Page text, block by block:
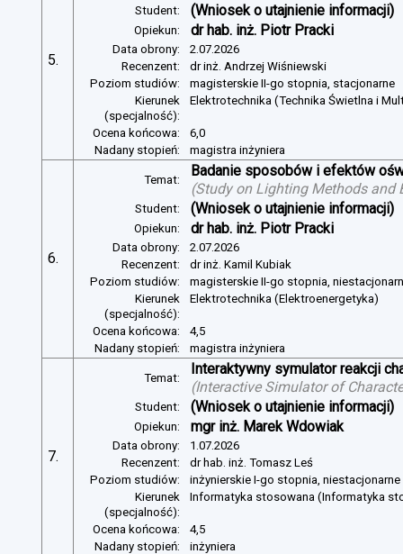
5.
Student: (Wniosek o utajnienie informacji)
Opiekun: dr hab. inż. Piotr Pracki
Data obrony:
2.07.2026
Recenzent:
dr inż. Andrzej Wiśniewski
Poziom studiów:
magisterskie II-go stopnia, stacjonarne
Kierunek
(specjalność):
Elektrotechnika (Technika Świetlna i
Ocena końcowa:
6,0
Nadany stopień:
magistra inżyniera
6.
Temat:
Badanie sposobów i efektów
(Study on Lighting Methods and
Student: (Wniosek o utajnienie informacji)
Opiekun: dr hab. inż. Piotr Pracki
Data obrony:
2.07.2026
Recenzent:
dr inż. Kamil Kubiak
Poziom studiów:
magisterskie II-go stopnia,
Kierunek
(specjalność):
Elektrotechnika (Elektroenergetyka)
Ocena końcowa:
4,5
Nadany stopień:
magistra inżyniera
7.
Temat:
Interaktywny symulator reakcji
(Interactive Simulator of
Student: (Wniosek o utajnienie informacji)
Opiekun: mgr inż. Marek Wdowiak
Data obrony:
1.07.2026
Recenzent:
dr hab. inż. Tomasz Leś
Poziom studiów:
inżynierskie I-go stopnia, niestacjonarne
Kierunek
(specjalność):
Informatyka stosowana (Informatyka
Ocena końcowa:
4,5
Nadany stopień:
inżyniera